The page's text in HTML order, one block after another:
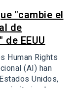
"cambie el
de
EEUU
Human Rights
(AI) han
Unidos,